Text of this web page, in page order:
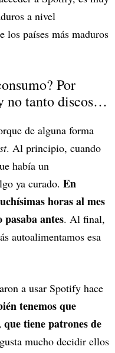
a nivel
los países más maduros
Por
no tanto discos…
de alguna forma
. Al principio, cuando
había un
ya curado. En
horas al mes
pasaba antes. Al final,
autoalimentamos esa
a usar Spotify hace
tenemos que
tiene patrones de
mucho decidir ellos